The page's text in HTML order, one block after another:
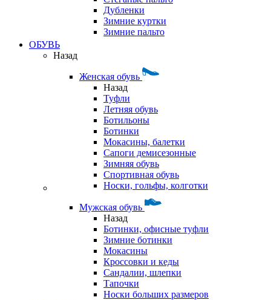
Дубленки
Зимние куртки
Зимние пальто
ОБУВЬ
Назад
Женская обувь
Назад
Туфли
Летняя обувь
Ботильоны
Ботинки
Мокасины, балетки
Сапоги демисезонные
Зимняя обувь
Спортивная обувь
Носки, гольфы, колготки
Мужская обувь
Назад
Ботинки, офисные туфли
Зимние ботинки
Мокасины
Кроссовки и кеды
Сандалии, шлепки
Тапочки
Носки больших размеров